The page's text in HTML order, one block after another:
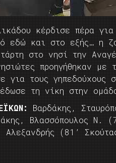
κέρδισε πέρα
εδώ και στο εξής… η
στο νησί την
προηγήθηκαν
για τους
τη νίκη στην
Βαρδάκης,
Βλασσόπουλος Ν.
Αλεξανδρής (81’